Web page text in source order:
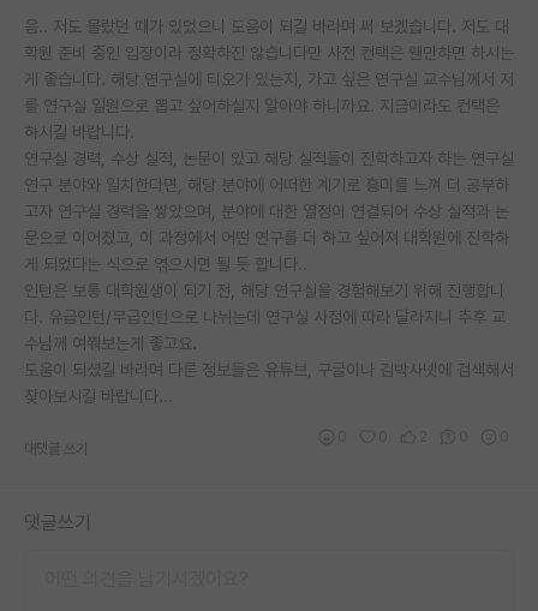
음.. 저도 몰랐던 때가 있었으니 도움이 되길 바라며 써 보겠습니다. 저도 대
학원 준비 중인 입장이라 정확하진 않습니다만 사전 컨택은 웬만하면 하시는
게 좋습니다. 해당 연구실에 티오가 있는지, 가고 싶은 연구실 교수님께서 저
를 연구실 일원으로 뽑고 싶어하실지 알아야 하니까요. 지금이라도 컨택은
하시길 바랍니다.
연구실 경력, 수상 실적, 논문이 있고 해당 실적들이 진학하고자 하는 연구실
연구 분야와 일치한다면, 해당 분야에 어떠한 계기로 흥미를 느껴 더 공부하
고자 연구실 경력을 쌓았으며, 분야에 대한 열정이 연결되어 수상 실적과 논
문으로 이어졌고, 이 과정에서 어떤 연구를 더 하고 싶어져 대학원에 진학하
게 되었다는 식으로 엮으시면 될 듯 합니다..
인턴은 보통 대학원생이 되기 전, 해당 연구실을 경험해보기 위해 진행합니
다. 유급인턴/무급인턴으로 나뉘는데 연구실 사정에 따라 달라지니 추후 교
수님께 여쭤보는게 좋고요.
도움이 되셨길 바라며 다른 정보들은 유튜브, 구글이나 김박사넷에 검색해서
찾아보시길 바랍니다...
대댓글 쓰기
댓글쓰기